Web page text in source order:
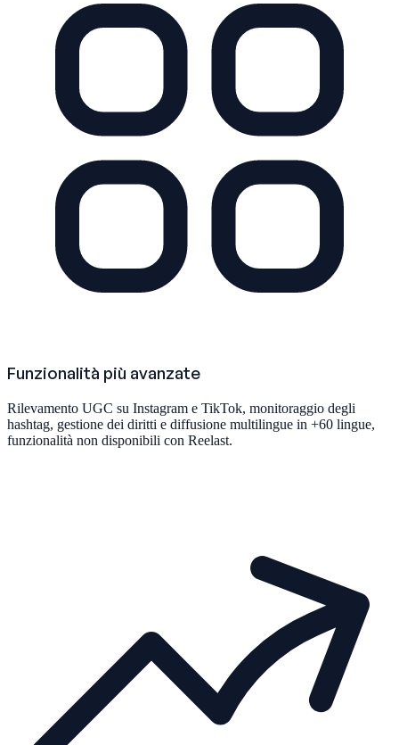
Funzionalità più avanzate
Rilevamento UGC su Instagram e TikTok, monitoraggio degli
hashtag, gestione dei diritti e diffusione multilingue in +60 lingue,
funzionalità non disponibili con Reelast.